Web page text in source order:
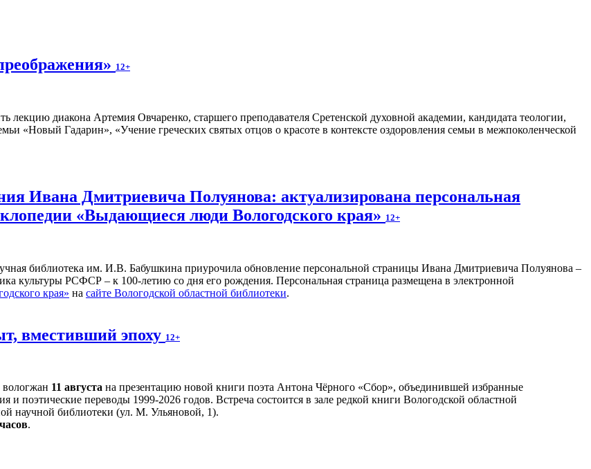
12+
лекцию диакона Артемия Овчаренко, старшего преподавателя Сретенской духовной академии, кандидата теологии,
«Новый Гадарин», «Учение греческих святых отцов о красоте в контексте оздоровления семьи в межпоколенческой
Ивана Дмитриевича Полуянова: актуализирована персональная
«Выдающиеся люди Вологодского края» 12+
библиотека им. И.В. Бабушкина приурочила обновление персональной страницы Ивана Дмитриевича Полуянова –
культуры РСФСР – к 100‑летию со дня его рождения. Персональная страница размещена в электронной
края» на сайте Вологодской областной библиотеки.
вместивший эпоху 12+
11 августа на презентацию новой книги поэта Антона Чёрного «Сбор», объединившей избранные
и поэтические переводы 1999-2026 годов. Встреча состоится в зале редкой книги Вологодской областной
научной библиотеки (ул. М. Ульяновой, 1).
.